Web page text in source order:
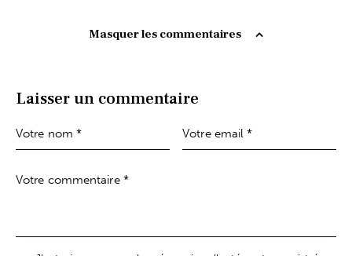
Masquer les commentaires
Laisser un commentaire